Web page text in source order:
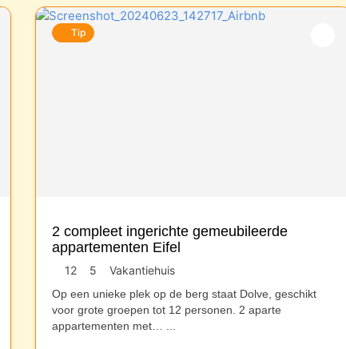
Tip
2 compleet ingerichte gemeubileerde
appartementen Eifel
12 5 Vakantiehuis
Op een unieke plek op de berg staat Dolve, geschikt
voor grote groepen tot 12 personen. 2 aparte
appartementen met…